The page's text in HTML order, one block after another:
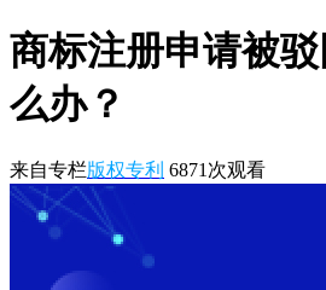
商标注册申请被
么办？
来自专栏版权专利 6871 次观看